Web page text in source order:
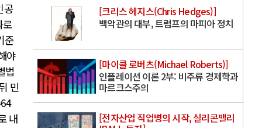
공
로
준
야
법
민
내
[크리스 헤지스(Chris Hedges)]
백악관의 대부, 트럼프의 마피아 정치
[마이클 로버츠(Michael Roberts)]
인플레이션 이론 2부: 비주류 경제학과
마르크스주의
[전자산업 직업병의 시작, 실리콘밸리